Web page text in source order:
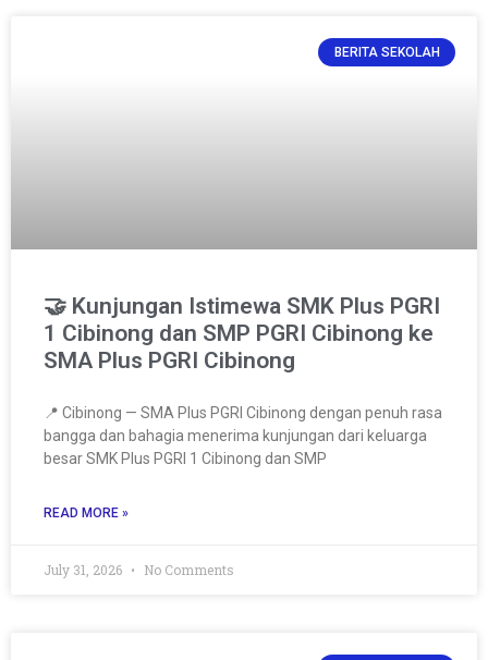
BERITA SEKOLAH
🤝 Kunjungan Istimewa SMK Plus PGRI
1 Cibinong dan SMP PGRI Cibinong ke
SMA Plus PGRI Cibinong
📍 Cibinong — SMA Plus PGRI Cibinong dengan penuh rasa
bangga dan bahagia menerima kunjungan dari keluarga
besar SMK Plus PGRI 1 Cibinong dan SMP
READ MORE »
July 31, 2026 No Comments